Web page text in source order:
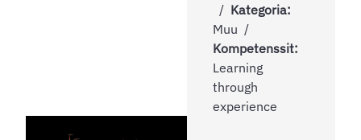
Kategoria:
Muu
Kompetenssit:
Learning
through
experience